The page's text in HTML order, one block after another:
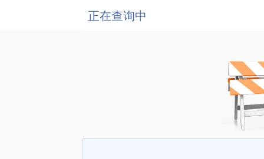
正在查询中